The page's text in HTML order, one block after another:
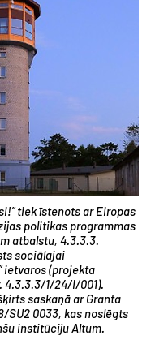
tiek īstenots ar Eiropas
politikas programmas
atbalstu, 4.3.3.3.
sociālajai
ietvaros (projekta
4.3.3.3/1/24/I/001).
saskaņā ar Granta
SU2 0033, kas noslēgts
institūciju Altum.